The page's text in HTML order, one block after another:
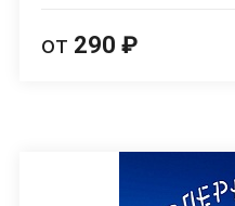
от 290 ₽